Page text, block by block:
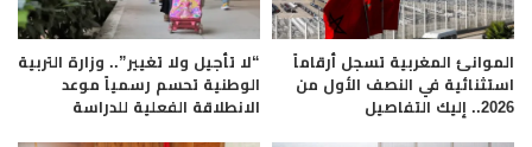
الموانئ المغربية تسجل أرقاماً
استثنائية في النصف الأول من
2026.. إليك التفاصيل
“لا تأجيل ولا تغيير”.. وزارة التربية
الوطنية تحسم رسمياً موعد
الانطلاقة الفعلية للدراسة